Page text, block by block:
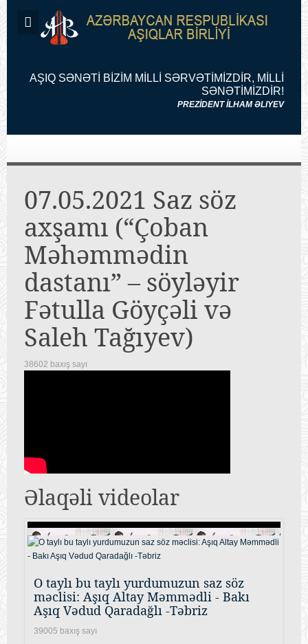
AŞIQ SƏNƏTİ BİZİM MİLLİ SƏRVƏTİMİZDİR, MİLLİ
SƏNƏTİMİZDİR!
PREZİDENT İLHAM ƏLIYEV
07.05.2021 Saz söz
axşamı (“Çoban
Məhəmmədin
dastanı” – söyləyir
Fətulla Göyçəli və
Saleh Tağıyev)
38602 baxış sayı
Əlaqəli videolar
O taylı bu taylı yurdumuzun saz söz
məclisi: Aşıq Altay Məmmədli - Bakı
Aşıq Vədud Qaradağlı -Təbriz
39005 baxış sayı